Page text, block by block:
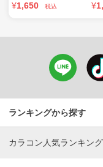
¥1,650 税込 ¥
ランキングから探す
カラコン人気ランキング